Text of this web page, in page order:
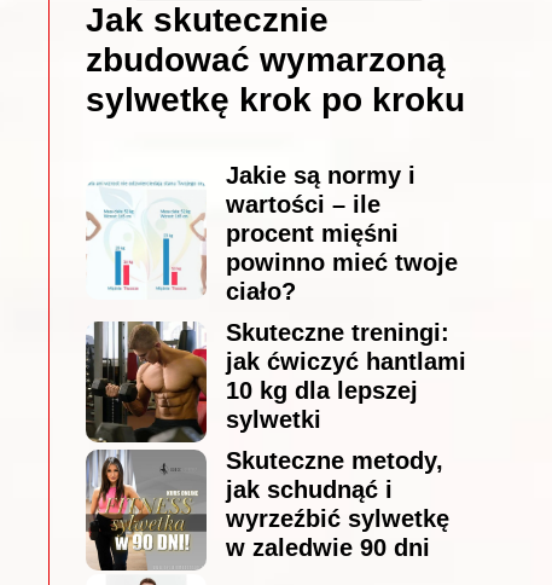
Jak skutecznie
zbudować wymarzoną
sylwetkę krok po kroku
Jakie są normy i
wartości – ile
procent mięśni
powinno mieć twoje
ciało?
Skuteczne treningi:
jak ćwiczyć hantlami
10 kg dla lepszej
sylwetki
Skuteczne metody,
jak schudnąć i
wyrzeźbić sylwetkę
w zaledwie 90 dni